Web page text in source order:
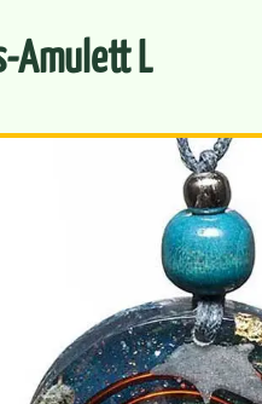
Amulett L